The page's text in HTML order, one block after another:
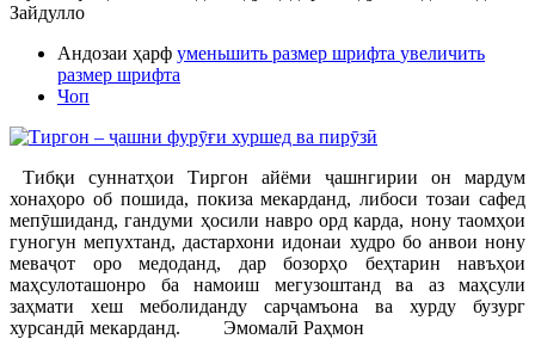
Зайдулло
Андозаи ҳарф уменьшить размер шрифта увеличить
размер шрифта
Чоп
Тибқи суннатҳои Тиргон айёми ҷашнгирии он мардум
хонаҳоро об пошида, покиза мекарданд, либоси тозаи сафед
мепӯшиданд, гандуми ҳосили навро орд карда, нону таомҳои
гуногун мепухтанд, дастархони идонаи худро бо анвои нону
меваҷот оро медоданд, дар бозорҳо беҳтарин навъҳои
маҳсулоташонро ба намоиш мегузоштанд ва аз маҳсули
заҳмати хеш меболиданду сарҷамъона ва хурду бузург
хурсандӣ мекарданд. Эмомалӣ Раҳмон